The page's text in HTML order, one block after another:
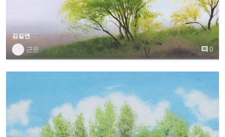
김길연
근은  0